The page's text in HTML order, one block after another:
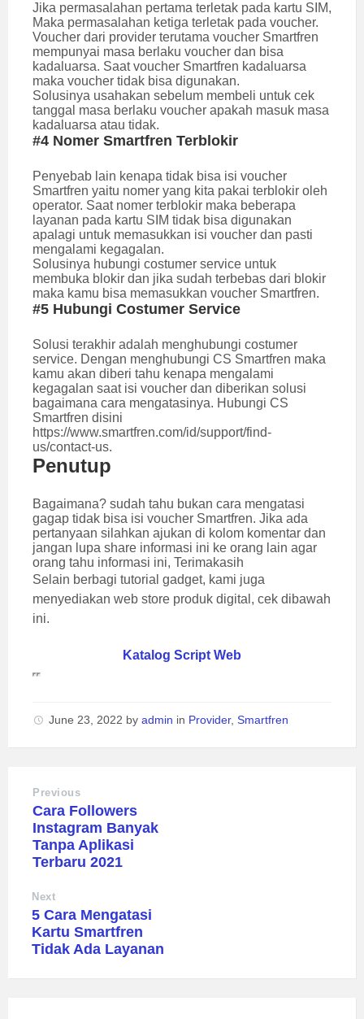
Jika permasalahan pertama terletak pada kartu SIM,
Maka permasalahan ketiga terletak pada voucher.
Voucher dari provider terutama voucher Smartfren
mempunyai masa berlaku voucher dan bisa
kadaluarsa. Saat voucher Smartfren kadaluarsa
maka voucher tidak bisa digunakan.
Solusinya usahakan sebelum membeli untuk cek
tanggal masa berlaku voucher apakah masuk masa
kadaluarsa atau tidak.
#4 Nomer Smartfren Terblokir
Penyebab lain kenapa tidak bisa isi voucher
Smartfren yaitu nomer yang kita pakai terblokir oleh
operator. Saat nomer terblokir maka beberapa
layanan pada kartu SIM tidak bisa digunakan
apalagi untuk memasukkan isi voucher dan pasti
mengalami kegagalan.
Solusinya hubungi costumer service untuk
membuka blokir dan jika sudah terbebas dari blokir
maka kamu bisa memasukkan voucher Smartfren.
#5 Hubungi Costumer Service
Solusi terakhir adalah menghubungi costumer
service. Dengan menghubungi CS Smartfren maka
kamu akan diberi tahu kenapa mengalami
kegagalan saat isi voucher dan diberikan solusi
bagaimana cara mengatasinya. Hubungi CS
Smartfren disini
https://www.smartfren.com/id/support/find-
us/contact-us.
Penutup
Bagaimana? sudah tahu bukan cara mengatasi
gagap tidak bisa isi voucher Smartfren. Jika ada
pertanyaan silahkan ajukan di kolom komentar dan
jangan lupa share informasi ini ke orang lain agar
orang tahu informasi ini, Terimakasih
Selain berbagi tutorial gadget, kami juga
menyediakan web store produk digital, cek dibawah
ini.
Katalog Script Web
June 23, 2022 by admin in Provider, Smartfren
Previous
Cara Followers
Instagram Banyak
Tanpa Aplikasi
Terbaru 2021
Next
5 Cara Mengatasi
Kartu Smartfren
Tidak Ada Layanan